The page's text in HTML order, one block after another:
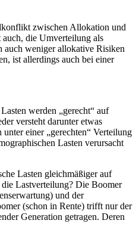
zwischen Allokation und
die Umverteilung als
auch weniger allokative Risiken
ist allerdings auch bei einer
werden „gerecht“ auf
versteht darunter etwas
einer „gerechten“ Verteilung
Lasten verursacht
Lasten gleichmäßiger auf
Lastverteilung? Die Boomer
und der
(schon in Rente) trifft nur der
Generation getragen. Deren